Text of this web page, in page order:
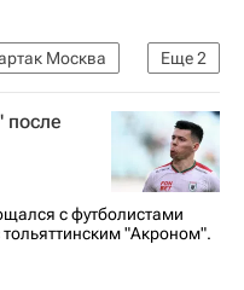
Еще2
Москва
по футболу)
после
с футболистами
тольяттинским "Акроном".